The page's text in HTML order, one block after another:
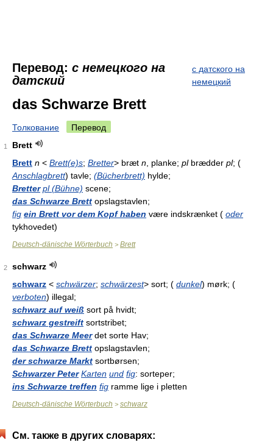
Перевод: с немецкого на
датский
с датского на
немецкий
das Schwarze Brett
Толкование Перевод
1
Brett
Brett n < Brett(e)s; Bretter> bræt n , planke; plbrædder pl; (
Anschlagbrett) tavle; (Bücherbrett) hylde;
Bretter pl (Bühne) scene;
das Schwarze Brett opslagstavlen;
fig ein Brett vor dem Kopf haben være indskrænket ( oder
tykhovedet)
Deutsch-dänische Wörterbuch > Brett
2
schwarz
schwarz < schwärzer; schwärzest> sort; ( dunkel) mørk; (
verboten) illegal;
schwarz auf weiß sort på hvidt;
schwarz gestreift sortstribet;
das Schwarze Meerdet sorte Hav;
das Schwarze Brett opslagstavlen;
der schwarze Markt sortbørsen;
Schwarzer Peter Karten und fig: sorteper;
ins Schwarze treffen fig ramme lige i pletten
Deutsch-dänische Wörterbuch > schwarz
См. также в других словарях: